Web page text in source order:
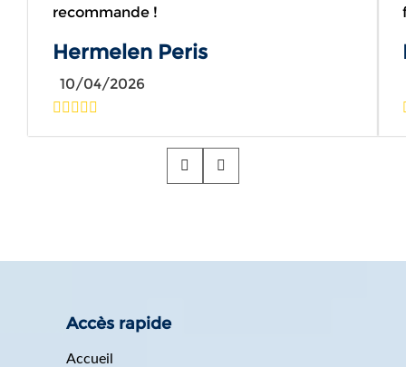
recommande !
Hermelen Peris
10/04/2026
Accès rapide
Accueil